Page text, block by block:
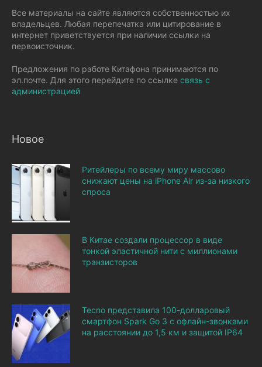
Все материалы на сайте являются собственностью их
владельцев. Любая перепечатка или цитирование в
интернет приветствуется при наличии ссылки на
первоисточник.
Предложения по работе Китафона принимаются по
эл.почте. Для этого перейдите по ссылке связь с
администрацией
Новое
Ритейлеры по всему миру массово
снижают цены на iPhone Air из-за низкого
спроса
В Китае создали процессор в виде
тонкой эластичной нити с миллионами
транзисторов
Tecno представила 100-долларовый
смартфон Spark Go 3 с офлайн-звонками
на расстоянии до 1,5 км и защитой IP64